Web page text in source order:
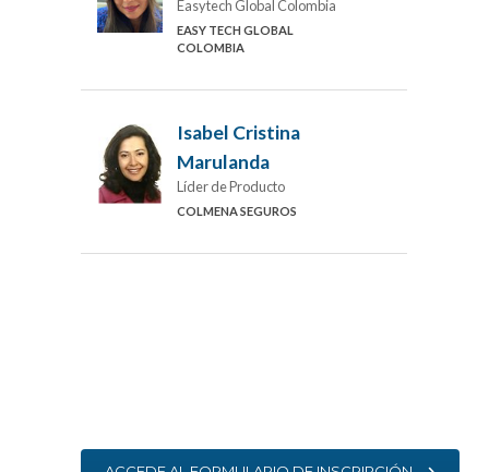
Easytech Global Colombia
EASY TECH GLOBAL
COLOMBIA
Isabel Cristina
Marulanda
Líder de Producto
COLMENA SEGUROS